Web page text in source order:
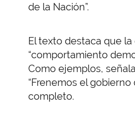
de la Nación”.
El texto destaca que
“comportamiento
Como ejemplos,
“Frenemos el
completo.